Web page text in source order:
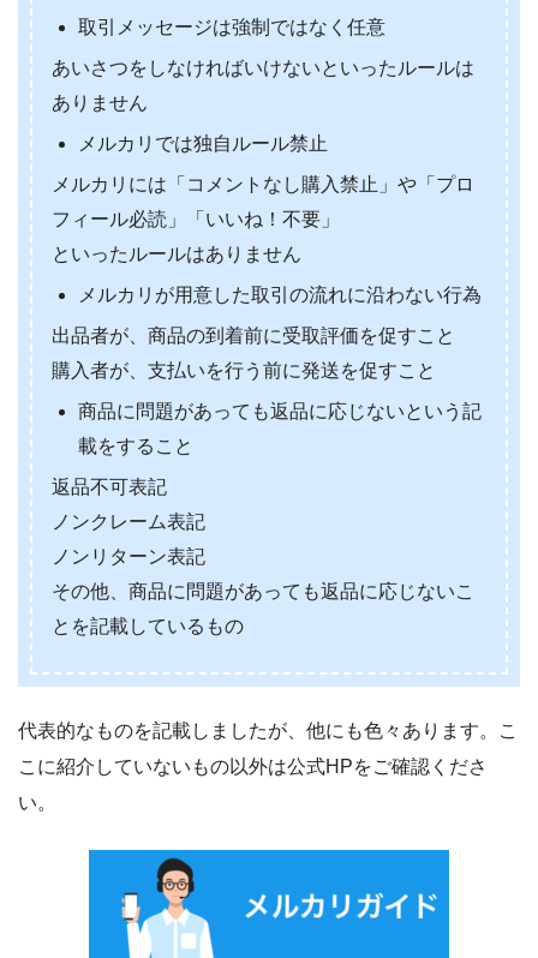
取引メッセージは強制ではなく任意
あいさつをしなければいけないといったルールは
ありません
メルカリでは独自ルール禁止
メルカリには「コメントなし購入禁止」や「プロ
フィール必読」「いいね！不要」
といったルールはありません
メルカリが用意した取引の流れに沿わない行為
出品者が、商品の到着前に受取評価を促すこと
購入者が、支払いを行う前に発送を促すこと
商品に問題があっても返品に応じないという記
載をすること
返品不可表記
ノンクレーム表記
ノンリターン表記
その他、商品に問題があっても返品に応じないこ
とを記載しているもの
代表的なものを記載しましたが、他にも色々あります。こ
こに紹介していないもの以外は公式HPをご確認くださ
い。